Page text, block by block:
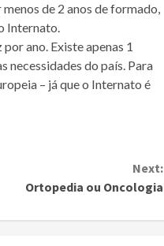
de 2 anos de formado,
Internato.
ano. Existe apenas 1
necessidades do país. Para
– já que o Internato é
Next:
Ortopedia ou Oncologia